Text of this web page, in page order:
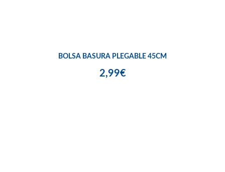
BOLSA BASURA PLEGABLE 45CM
2,99€